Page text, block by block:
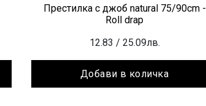
Престилка с джоб natural 75/90cm -
Roll drap
12.83 / 25.09лв.
Добави в количка